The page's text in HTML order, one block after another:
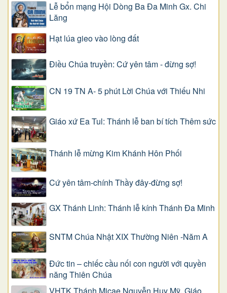
Lễ bổn mạng Hội Dòng Ba Đa Minh Gx. Chi
Lăng
Hạt lúa gieo vào lòng đất
Điều Chúa truyền: Cứ yên tâm - đừng sợ!
CN 19 TN A- 5 phút Lời Chúa với Thiếu Nhi
Giáo xứ Ea Tul: Thánh lễ ban bí tích Thêm sức
Thánh lễ mừng Kim Khánh Hôn Phối
Cứ yên tâm-chính Thầy đây-đừng sợ!
GX Thánh Linh: Thánh lễ kính Thánh Đa Minh
SNTM Chúa Nhật XIX Thường Niên -Năm A
Đức tin – chiếc cầu nối con người với quyền
năng Thiên Chúa